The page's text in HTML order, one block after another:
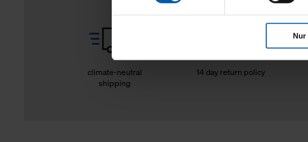
Klicken Sie auf "Alle erlauben", damit wir alle
verwenden dürfen. Über die jeweiligen
Nur
climate-neutral
shipping
14 day return policy